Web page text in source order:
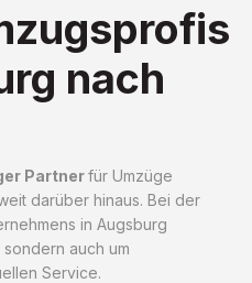
nach
Partnerfür Umzüge
darüber hinaus. Bei der
in Augsburg
auch um
Service.